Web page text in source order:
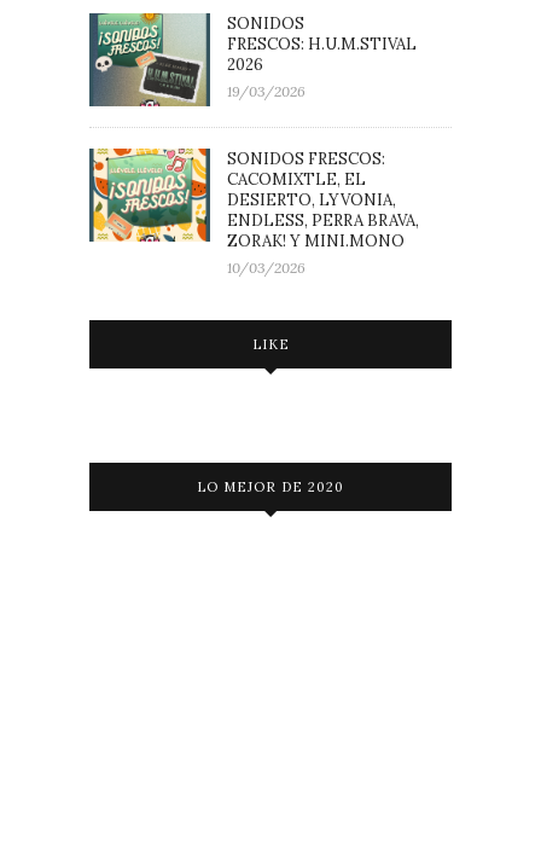
SONIDOS
FRESCOS: H.U.M.STIVAL
2026
19/03/2026
SONIDOS FRESCOS:
CACOMIXTLE, EL
DESIERTO, LYVONIA,
ENDLESS, PERRA BRAVA,
ZORAK! Y MINI.MONO
10/03/2026
LIKE
LO MEJOR DE 2020